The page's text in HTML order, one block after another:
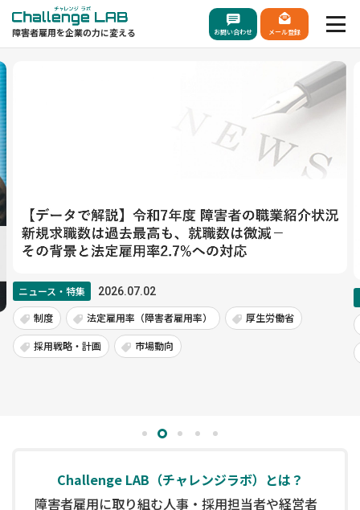
障害者雇用を企業の力に変える お問い合わせ メール登録
2026.07.02
法定雇用率（障害者雇用率） 厚生労働省
計画 市場動向
法律
1
Challenge LAB（チャレンジラボ）とは？
障害者雇用に取り組む人事・採用担当者や経営者